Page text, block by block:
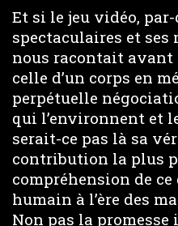
Et si le jeu vidéo,
spectaculaires et
nous racontait
celle d’un corps en
perpétuelle
qui l’environnent et
serait-ce pas là sa
contribution la plus
compréhension de
humain à l’ère des
Non pas la promesse